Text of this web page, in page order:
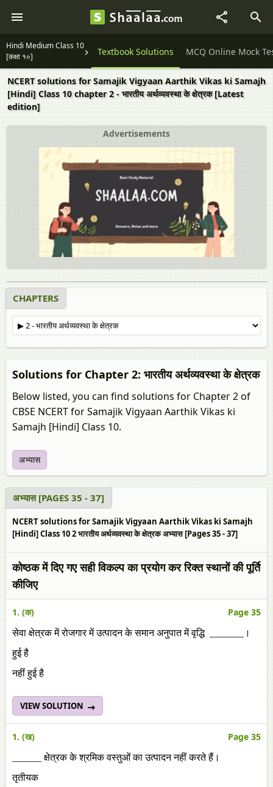
Hindi Medium Class 10
[कक्षा १०]
Question Papers Textbook Solutions MCQ Online Mock
NCERT solutions for Samajik Vigyaan Aarthik Vikas ki Samajh
[Hindi] Class 10 chapter 2 - भारतीय अर्थव्यवस्था के क्षेत्रक [Latest
edition]
Advertisements
CHAPTERS
Solutions for Chapter 2: भारतीय अर्थव्यवस्था के क्षेत्रक
Below listed, you can find solutions for Chapter 2 of
CBSE NCERT for Samajik Vigyaan Aarthik Vikas ki
Samajh [Hindi] Class 10.
अभ्यास
अभ्यास [PAGES 35 - 37]
NCERT solutions for Samajik Vigyaan Aarthik Vikas ki Samajh
[Hindi] Class 10 2 भारतीय अर्थव्यवस्था के क्षेत्रक अभ्यास [Pages 35 - 37]
कोष्ठक में दिए गए सही विकल्प का प्रयोग कर रिक्त स्थानों की पूर्ति
कीजिए
1. (क) Page 35
सेवा क्षेत्रक में रोजगार में उत्पादन के समान अनुपात में वृद्धि _______।
हुई है
नहीं हुई है
VIEW SOLUTION
1. (ख) Page 35
______ क्षेत्रक के श्रमिक वस्तुओं का उत्पादन नहीं करते हैं।
तृतीयक